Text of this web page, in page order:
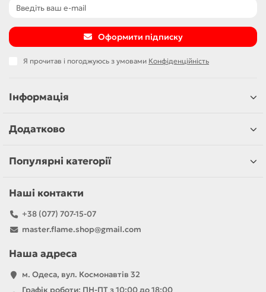
Оформити підписку
Я прочитав і погоджуюсь з умовами Конфіденційність
Інформація
Додатково
Популярні категорії
Наші контакти
+38 (077) 707-15-07
master.flame.shop@gmail.com
Наша адреса
м. Одеса, вул. Космонавтів 32